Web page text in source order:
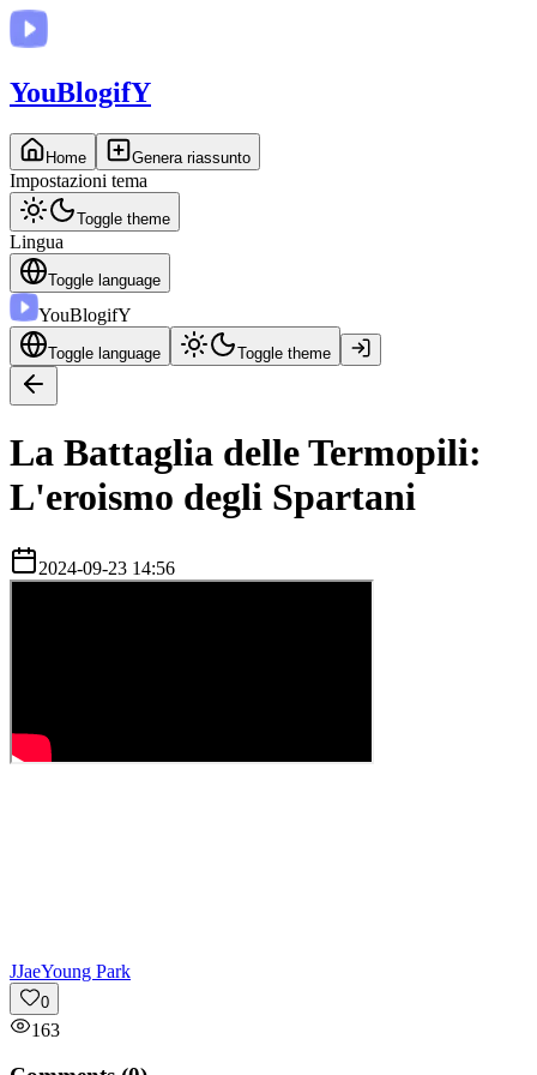
YouBlogifY
Home Genera riassunto
Impostazioni tema
Toggle theme
Lingua
Toggle language
YouBlogifY
Toggle language Toggle theme
La Battaglia delle Termopili:
L'eroismo degli Spartani
2024-09-23 14:56
JJaeYoung Park
0
163